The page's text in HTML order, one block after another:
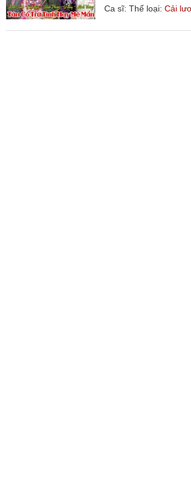
Ca sĩ: Thể loại: Cải